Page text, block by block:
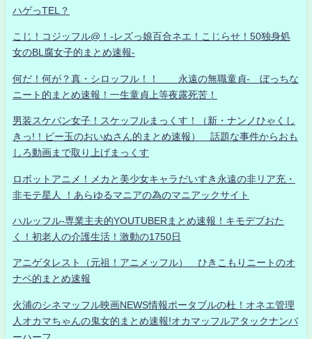
ハゲっTEL？
こじ！コジッフル@！-レズっ娘百合ネエ！こじらせ！50独身処
女のBL腐女子的まとめ速報-
何だ！何が？真・シロッフル！！ 永遠の無職童貞- ぼっちな
ニート的まとめ速報！一生童貞上等夜露死苦！
男装スケバン女子！スケッフルまっくす！（新・ナンノひゃくし
きっ!！ビー玉のおいぬさん的まとめ速報） 話題な事件からおも
しろ動画まで取り上げまっくす
ロボットアニメ！メカと美少女キャラだいすき永遠の非リア充・
非モテ星人 ！あらゆるマニアの為のマニアックサイト
ハルッフル-専業主夫的YOUTUBERまとめ速報！キモデブおた
く！初老人の介護生活！激動の1750日
アニゲタレスト（元祖！アニメッフル） ひきこもりニートのオ
ナベ的まとめ速報
火浦のシネマッフル映画NEWS情報ポータブルの杜！オネエ管理
人オカマちゃんの鬼女的まとめ速報!オカマッフルアタックナンバ
ーハーフ